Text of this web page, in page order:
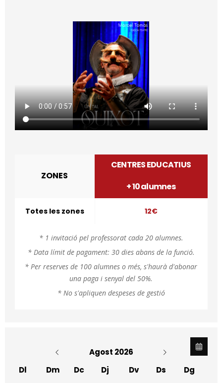
ZONES
CENTRES EDUCATIUS
+ 10 alumnes
Totes les zones 12€
* 1 invitació pel professorat cada 20 alumnes.
* Data límit de pagament: 30 dies abans de la funció.
* Per reserves de 100 alumnes o més, s'haurà d'abonar
una paga i senyal del 50%.
* No s'apliquen despeses de gestió
Agost 2026
Dl
Dm Dc Dj Dv Ds Dg